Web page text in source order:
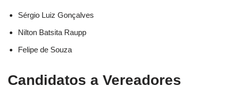
Sérgio Luiz Gonçalves
Nilton Batsita Raupp
Felipe de Souza
Candidatos a Vereadores